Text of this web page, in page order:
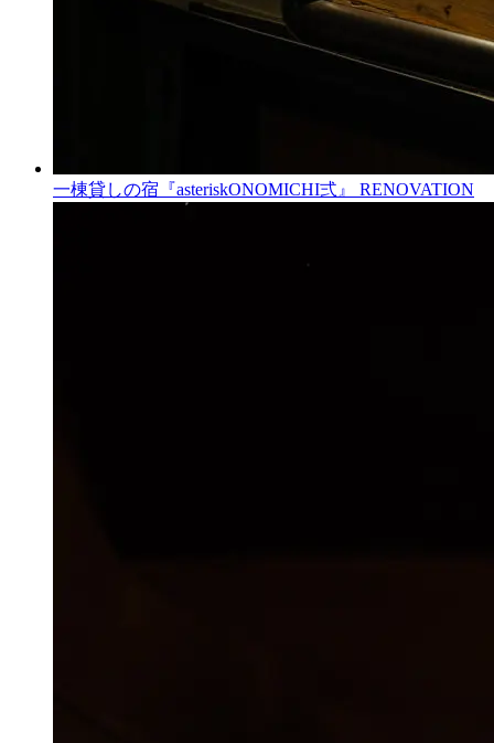
一棟貸しの宿『asteriskONOMICHI弍』 RENOVATION